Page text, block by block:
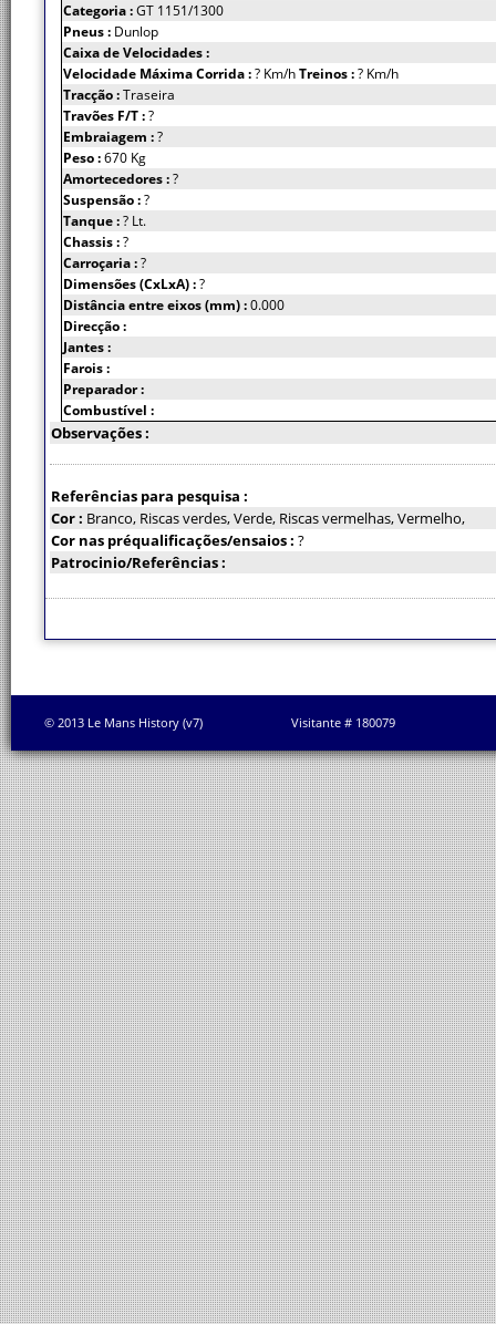
Categoria :GT 1151/1300
Pneus : Dunlop
Caixa de Velocidades :
Velocidade Máxima Corrida :? Km/hTreinos :? Km/h
Tracção :Traseira
Travões F/T :?
Embraiagem :?
Peso :670 Kg
Amortecedores :?
Suspensão :?
Tanque :? Lt.
Chassis :?
Carroçaria :?
Dimensões (CxLxA) :?
Distância entre eixos (mm) :0.000
Direcção :
Jantes :
Farois :
Preparador :
Combustível :
Observações :
Referências para pesquisa :
Cor : Branco, Riscas verdes, Verde, Riscas vermelhas, Vermelho,
Cor nas préqualificações/ensaios : ?
Patrocinio/Referências :
© 2013 Le Mans History (v7) Visitante # 180079